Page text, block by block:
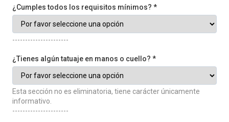
¿Cumples todos los requisitos mínimos? *
----------------------
¿Tienes algún tatuaje en manos o cuello? *
Esta sección no es eliminatoria, tiene carácter únicamente
informativo.
----------------------